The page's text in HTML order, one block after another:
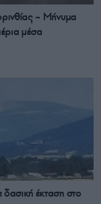
– Μήνυμα
μέσα
έκταση στο